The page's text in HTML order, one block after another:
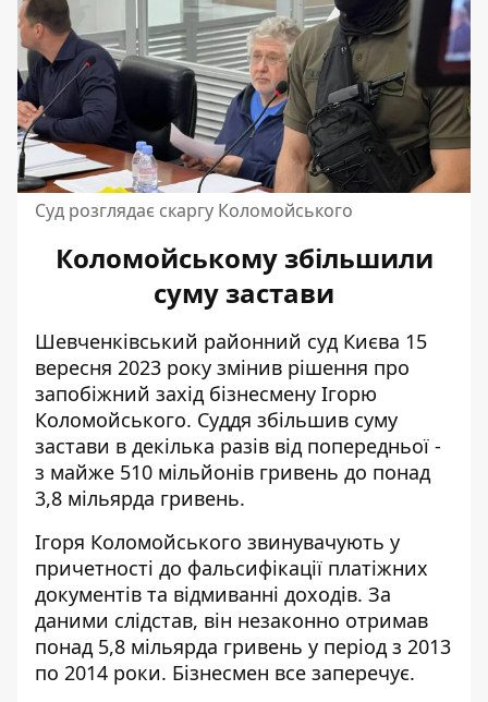
Суд розглядає скаргу Коломойського
Коломойському збільшили
суму застави
Шевченківський районний суд Києва 15
вересня 2023 року змінив рішення про
запобіжний захід бізнесмену Ігорю
Коломойського. Суддя збільшив суму
застави в декілька разів від попередньої -
з майже 510 мільйонів гривень до понад
3,8 мільярда гривень.
Ігоря Коломойського звинувачують у
причетності до фальсифікації платіжних
документів та відмиванні доходів. За
даними слідстав, він незаконно отримав
понад 5,8 мільярда гривень у період з 2013
по 2014 роки. Бізнесмен все заперечує.